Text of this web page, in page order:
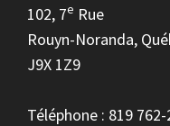
102, 7e Rue
Rouyn-Noranda,
J9X 1Z9
Téléphone : 819